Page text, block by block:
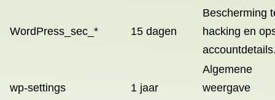
WordPress_sec_* 15 dagen
Bescherming
hacking en
accountdetails
wp-settings 1 jaar
Algemene
weergave